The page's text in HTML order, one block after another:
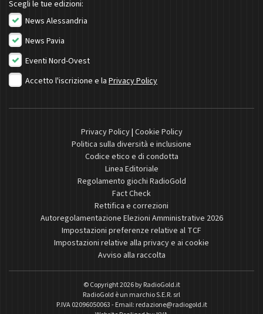
Scegli le tue edizioni:
News Alessandria
News Pavia
Eventi Nord-Ovest
Accetto l'iscrizione e la Privacy Policy
Privacy Policy| Cookie Policy
Politica sulla diversità e inclusione
Codice etico e di condotta
Linea Editoriale
Regolamento giochi RadioGold
Fact Check
Rettifica e correzioni
Autoregolamentazione Elezioni Amministrative 2026
Impostazioni preferenze relative al TCF
Impostazioni relative alla privacy e ai cookie
Avviso alla raccolta
© Copyright 2026 byRadioGold.it
RadioGold è un marchio S.E.R. srl
P.IVA 02096050063 - Email: redazione@radiogold.it